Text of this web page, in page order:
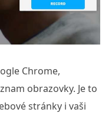
Chrome,
obrazovky. Je to
stránky i vaši